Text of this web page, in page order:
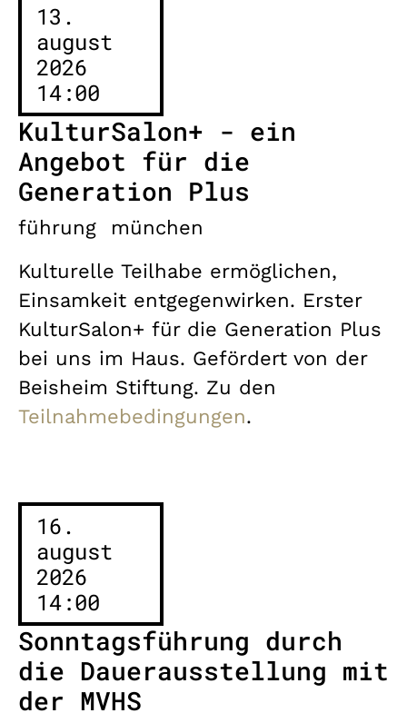
13.
august
2026
14:00
KulturSalon+ - ein
Angebot für die
Generation Plus
führung
münchen
Kulturelle Teilhabe ermöglichen,
Einsamkeit entgegenwirken. Erster
KulturSalon+ für die Generation Plus
bei uns im Haus. Gefördert von der
Beisheim Stiftung. Zu den
Teilnahmebedingungen.
16.
august
2026
14:00
Sonntagsführung durch
die Dauerausstellung mit
der MVHS